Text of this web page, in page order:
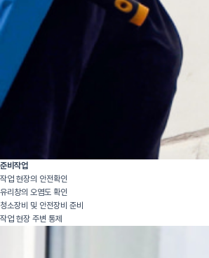
준비작업
작업 현장의 안전확인
유리창의 오염도 확인
청소장비 및 안전장비 준비
작업 현장 주변 통제